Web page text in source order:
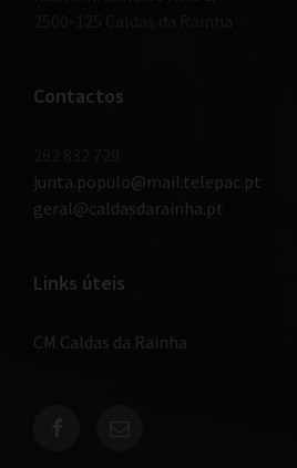
Contactos
junta.populo@mail.telepac.pt
geral@caldasdarainha.pt
Links úteis
CM Caldas da Rainha